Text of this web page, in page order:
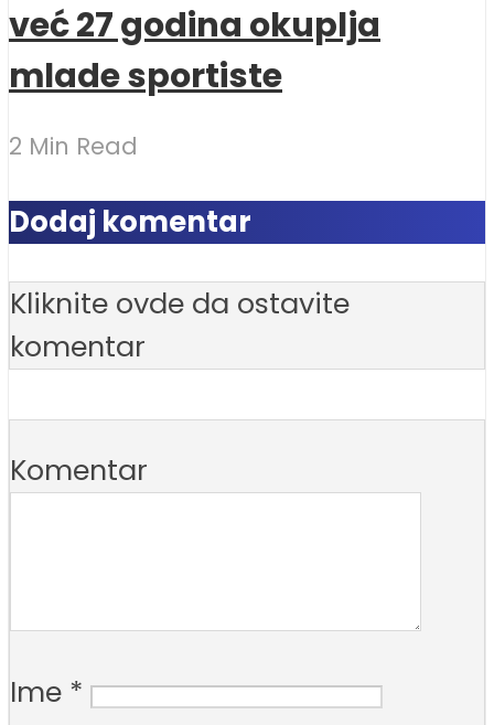
već 27 godina okuplja
mlade sportiste
2 Min Read
Dodaj komentar
Kliknite ovde da ostavite
komentar
Komentar
Ime *